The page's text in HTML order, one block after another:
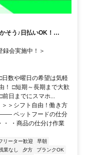
そう♪日払いOK！
録会実施中！＞
数や曜日の希望は気軽
！ □短期～長期まで大歓
日までにスマホ...
＞シフト自由！働き方
ットフードの仕分
・ ・商品の仕分け作業
リーター歓迎
早朝
業なし 夕方
ブランクOK